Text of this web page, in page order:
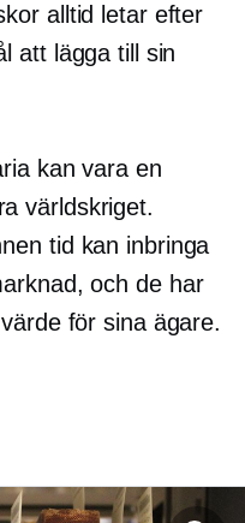
alltid letar efter
att lägga till sin
kan vara en
världskriget.
tid kan inbringa
och de har
för sina ägare.